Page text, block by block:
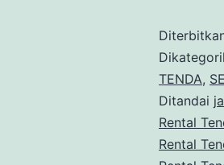
TENDA,
Ditandai
Rental
Rental